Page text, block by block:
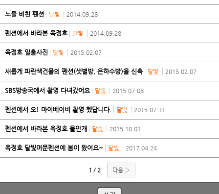
노을 비친 펜션 달빛 2014.09.28
펜션에서 바라본 옥정호 달빛 2014.09.28
옥정호 일출사진 달빛 2015.02.07
새롭게 파란색건물의 펜션(샛별방, 은하수방)을 신축 달빛 2015.02.07
SBS방송국에서 촬영 다녀갔어요 달빛 2015.07.08
펜션에서 오! 마이베이비 촬영 헸답니다. 달빛 2015.07.31
펜션에서 바라본 옥정호 물안개 달빛 2015.10.01
옥정호 달빛머문펜션에 봄이 왔어요~ 달빛 2017.04.24
1 / 2 다음 ›